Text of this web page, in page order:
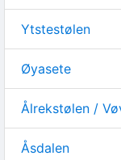
Ytstestølen
Øyasete
Ålrekstølen /
Åsdalen